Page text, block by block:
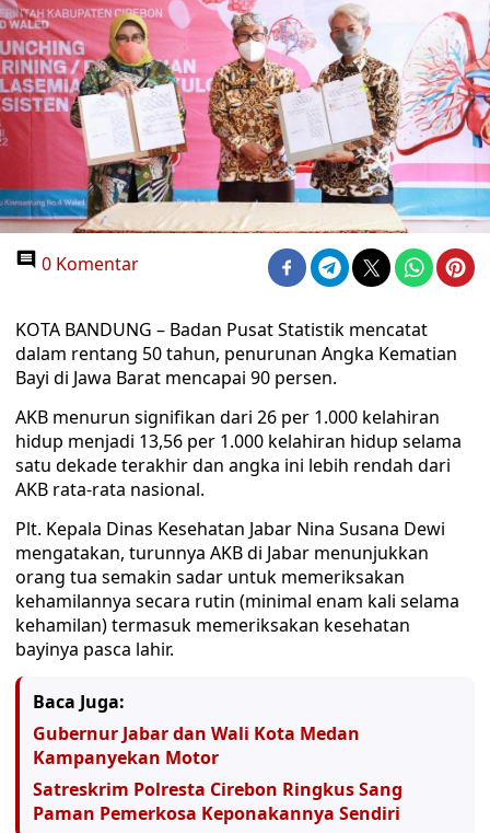
0 Komentar
KOTA BANDUNG – Badan Pusat Statistik mencatat
dalam rentang 50 tahun, penurunan Angka Kematian
Bayi di Jawa Barat mencapai 90 persen.
AKB menurun signifikan dari 26 per 1.000 kelahiran
hidup menjadi 13,56 per 1.000 kelahiran hidup selama
satu dekade terakhir dan angka ini lebih rendah dari
AKB rata-rata nasional.
Plt. Kepala Dinas Kesehatan Jabar Nina Susana Dewi
mengatakan, turunnya AKB di Jabar menunjukkan
orang tua semakin sadar untuk memeriksakan
kehamilannya secara rutin (minimal enam kali selama
kehamilan) termasuk memeriksakan kesehatan
bayinya pasca lahir.
Baca Juga:
Gubernur Jabar dan Wali Kota Medan
Kampanyekan Motor
Satreskrim Polresta Cirebon Ringkus Sang
Paman Pemerkosa Keponakannya Sendiri